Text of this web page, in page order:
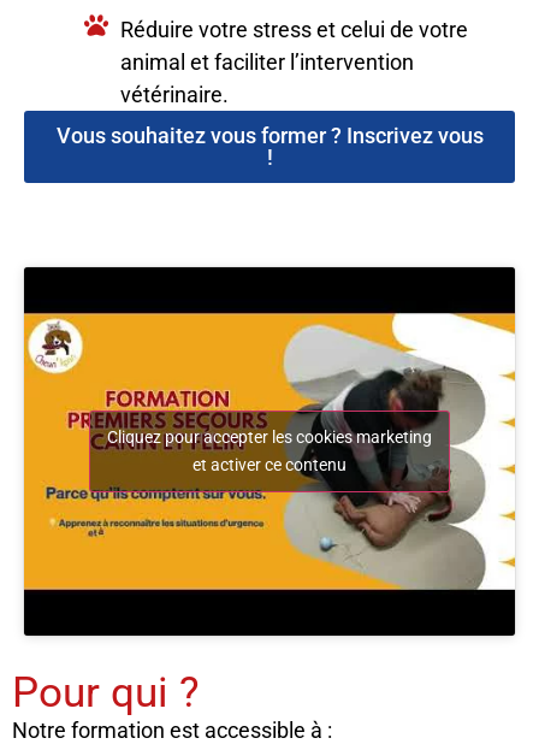
Réduire votre stress et celui de votre
animal et faciliter l’intervention
vétérinaire.
Vous souhaitez vous former ? Inscrivez vous
!
Cliquez pour accepter les cookies marketing
et activer ce contenu
Pour qui ?
Notre formation est accessible à :